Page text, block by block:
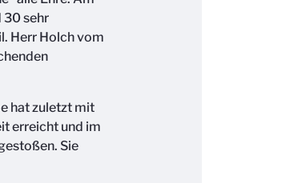
30 sehr
Herr Holch vom
hat zuletzt mit
erreicht und im
Sie